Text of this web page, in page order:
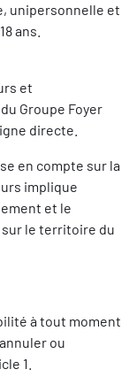
unipersonnelle et
ans.
et
Groupe Foyer
directe.
en compte sur la
implique
et le
le territoire du
à tout moment
ou
1.